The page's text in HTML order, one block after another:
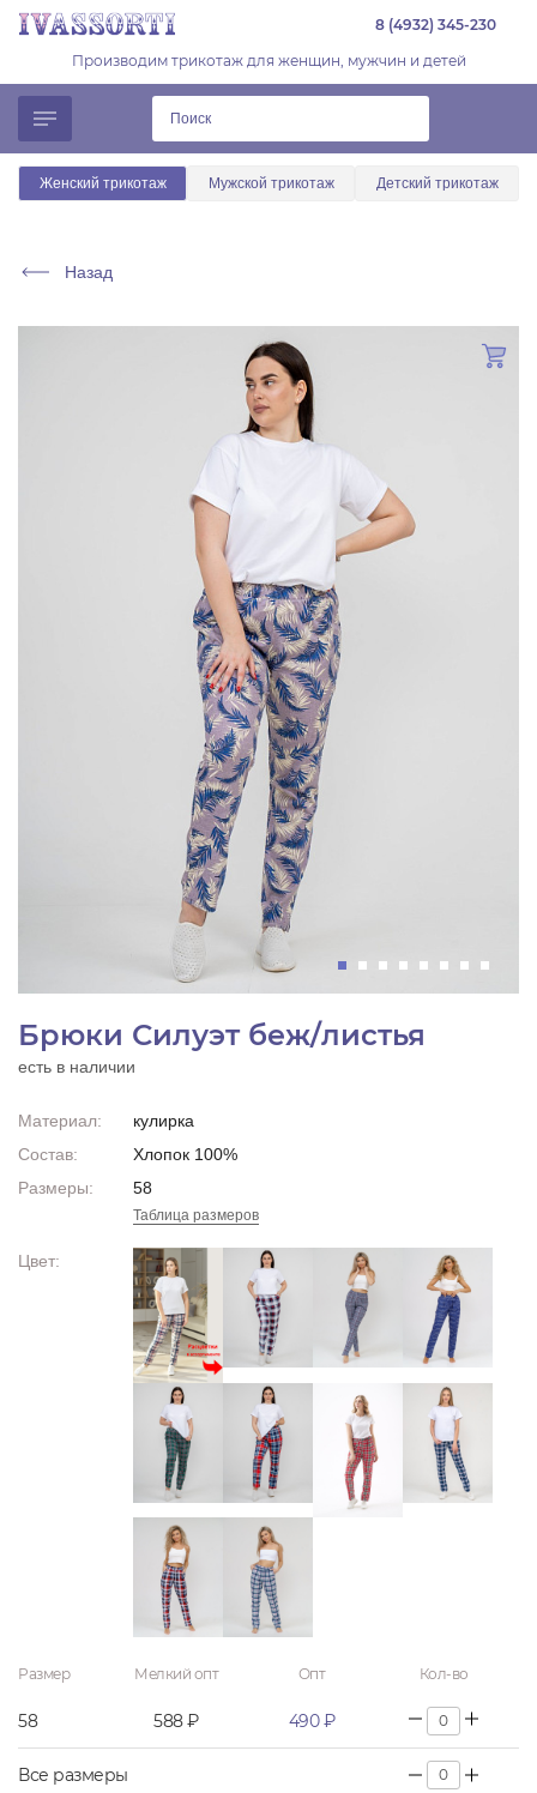
8 (4932) 345-230
Производим трикотаж для женщин, мужчин и детей
Женский трикотаж Мужской трикотаж Детский трикотаж
Назад
Брюки Силуэт беж/листья
есть в наличии
Материал:
кулирка
Состав:
Хлопок 100%
Размеры:
58
Таблица размеров
Цвет:
Размер Мелкий опт Опт Кол-во
58 588 ₽ 490 ₽
Все размеры